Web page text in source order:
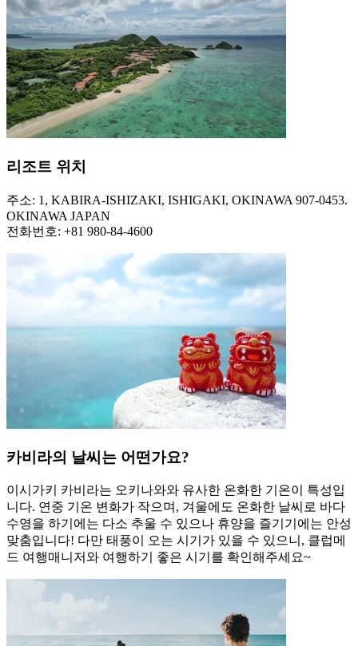
리조트 위치
주소: 1, KABIRA-ISHIZAKI, ISHIGAKI, OKINAWA 907-0453.
OKINAWA JAPAN
전화번호: +81 980-84-4600
카비라의 날씨는 어떤가요?
이시가키 카비라는 오키나와와 유사한 온화한 기온이 특성입
니다. 연중 기온 변화가 작으며, 겨울에도 온화한 날씨로 바다
수영을 하기에는 다소 추울 수 있으나 휴양을 즐기기에는 안성
맞춤입니다! 다만 태풍이 오는 시기가 있을 수 있으니, 클럽메
드 여행매니저와 여행하기 좋은 시기를 확인해주세요~